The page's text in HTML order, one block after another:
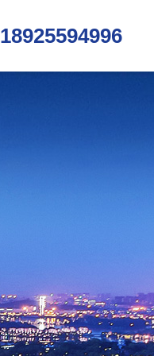
18925594996